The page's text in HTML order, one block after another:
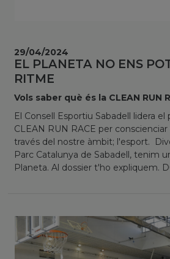
EL PLANETA NO ENS
RITME
Vols saber què és la CLEAN RUN
El Consell Esportiu Sabadell lidera
CLEAN RUN RACE per
través del nostre àmbit; l'esport.
Parc Catalunya de Sabadell, tenim
Planeta. Al dossier t'ho expliquem.
29/04/2024